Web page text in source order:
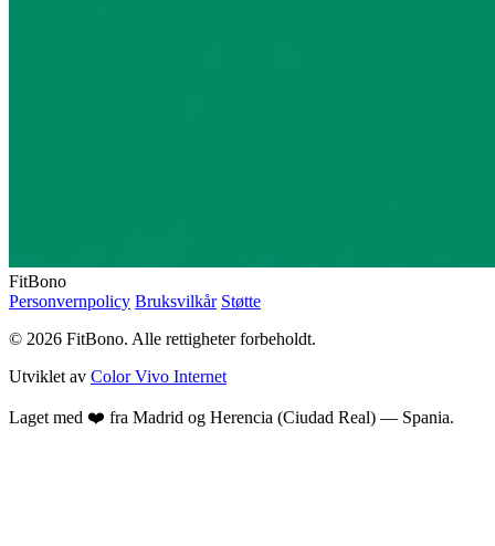
FitBono
Personvernpolicy Bruksvilkår Støtte
© 2026 FitBono. Alle rettigheter forbeholdt.
Utviklet av Color Vivo Internet
Laget med ❤️ fra Madrid og Herencia (Ciudad Real) — Spania.